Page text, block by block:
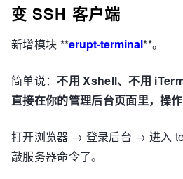
变 SSH 客户端
新增模块 **erupt-terminal**。
简单说：不用 Xshell、不用
直接在你的管理后台页面里，操作
打开浏览器 → 登录后台 → 进入
敲服务器命令了。